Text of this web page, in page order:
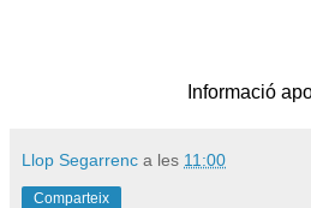
Informació
Llop Segarrenc a les 11:00
Comparteix